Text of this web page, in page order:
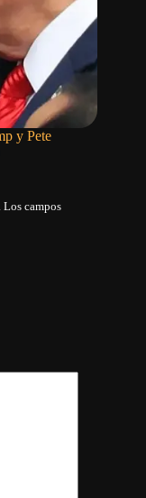
y Pete
Los campos